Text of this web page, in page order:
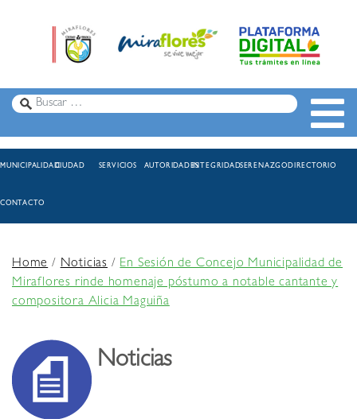
MUNICIPALIDADCIUDAD SERVICIOS AUTORIDADESINTEGRIDADSERENAZGODIRECTORIO
CONTACTO
Home/Noticias /En Sesión de Concejo Municipalidad de
Miraflores rinde homenaje póstumo a notable cantante y
compositora Alicia Maguiña
Noticias